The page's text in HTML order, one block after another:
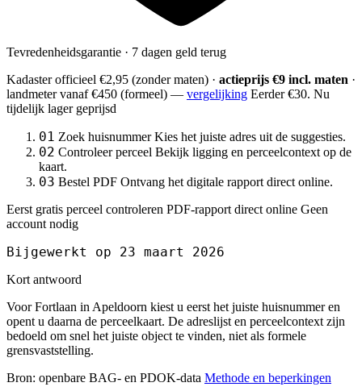
Tevredenheidsgarantie · 7 dagen geld terug
Kadaster officieel €2,95 (zonder maten) · actieprijs €9 incl. maten ·
landmetervanaf €450 (formeel) — vergelijking Eerder €30. Nu
tijdelijk lager geprijsd
01 Zoek huisnummer Kies het juiste adres uit de suggesties.
02 Controleer perceel Bekijk ligging en perceelcontext op de
kaart.
03 Bestel PDF Ontvang het digitale rapport direct online.
Eerst gratis perceel controleren PDF-rapport direct online Geen
account nodig
Bijgewerkt op 23 maart 2026
Kort antwoord
Voor Fortlaan in Apeldoorn kiest u eerst het juiste huisnummer en
opent u daarna de perceelkaart. De adreslijst en perceelcontext zijn
bedoeld om snel het juiste object te vinden, niet als formele
grensvaststelling.
Bron: openbare BAG- en PDOK-data Methode en beperkingen